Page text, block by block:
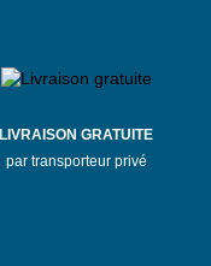
LIVRAISON GRATUITE
par transporteur privé